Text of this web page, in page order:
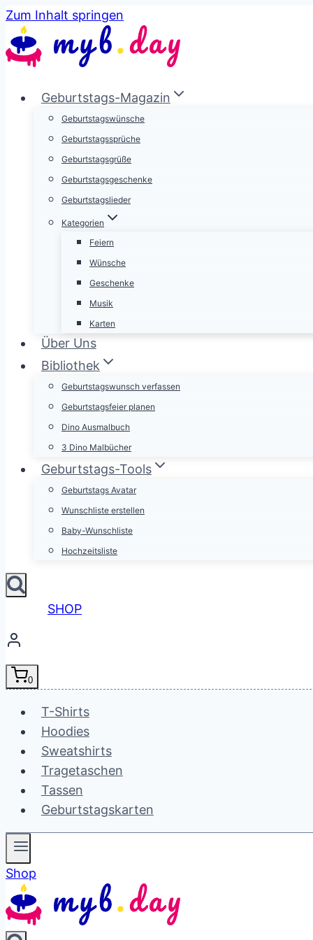
Zum Inhalt springen
Geburtstags-Magazin
Geburtstagswünsche
Geburtstagssprüche
Geburtstagsgrüße
Geburtstagsgeschenke
Geburtstagslieder
Kategorien
Feiern
Wünsche
Geschenke
Musik
Karten
Über Uns
Bibliothek
Geburtstagswunsch verfassen
Geburtstagsfeier planen
Dino Ausmalbuch
3 Dino Malbücher
Geburtstags-Tools
Geburtstags Avatar
Wunschliste erstellen
Baby-Wunschliste
Hochzeitsliste
SHOP
0
T-Shirts
Hoodies
Sweatshirts
Tragetaschen
Tassen
Geburtstagskarten
Shop